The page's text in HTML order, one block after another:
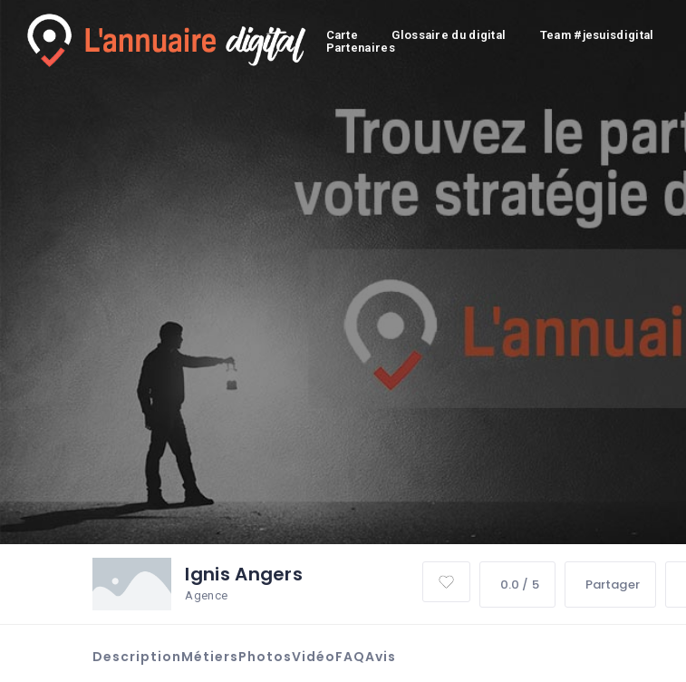
Carte Glossaire du digital Team #jesuisdigital
Partenaires
Ignis Angers
Agence
0.0 / 5 Partager
DescriptionMétiersPhotosVidéoFAQAvis